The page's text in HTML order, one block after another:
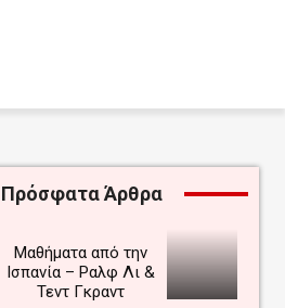
Πρόσφατα Άρθρα
Μαθήματα από την
Ισπανία – Ραλφ Λι &
Τεντ Γκραντ